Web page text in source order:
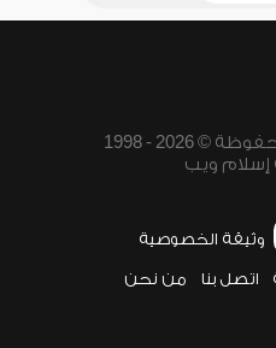
جميع الحقوق محفوظة © 2026 - 1998
إسلام ويب
وثيقة الخصوصية
اتصل بنا من نحن